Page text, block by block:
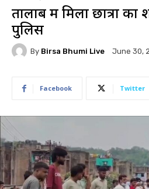
तालाब में मिला छात्रा
पुलिस
By Birsa Bhumi Live June 30,
Facebook Twitter